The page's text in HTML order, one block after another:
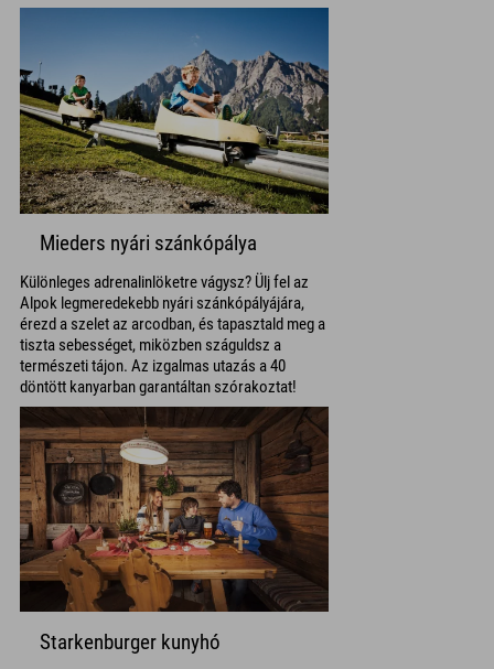
Mieders nyári szánkópálya
Különleges adrenalinlöketre vágysz? Ülj fel az
Alpok legmeredekebb nyári szánkópályájára,
érezd a szelet az arcodban, és tapasztald meg a
tiszta sebességet, miközben száguldsz a
természeti tájon. Az izgalmas utazás a 40
döntött kanyarban garantáltan szórakoztat!
Starkenburger kunyhó